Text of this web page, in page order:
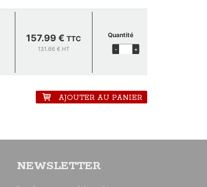
157.99 € TTC
131.66 € HT
Quantité
-
+
AJOUTER AU PANIER
NEWSLETTER